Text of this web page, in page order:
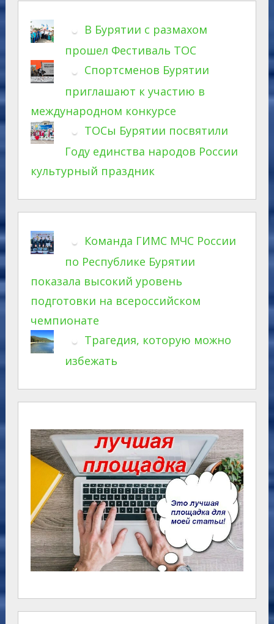
В Бурятии с размахом
прошел Фестиваль ТОС
Спортсменов Бурятии
приглашают к участию в
международном конкурсе
ТОСы Бурятии посвятили
Году единства народов России
культурный праздник
Команда ГИМС МЧС России
по Республике Бурятии
показала высокий уровень
подготовки на всероссийском
чемпионате
Трагедия, которую можно
избежать